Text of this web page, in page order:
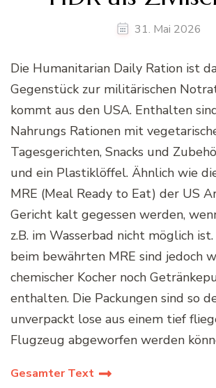
31. Mai 2026
Die Humanitarian Daily Ration ist
Gegenstück zur militärischen
kommt aus den USA. Enthalten
Nahrungs Rationen mit
Tagesgerichten, Snacks und
und ein Plastiklöffel. Ähnlich wie
MRE (Meal Ready to Eat) der US
Gericht kalt gegessen werden,
z.B. im Wasserbad nicht möglich
beim bewährten MRE sind jedoch
chemischer Kocher noch
enthalten. Die Packungen sind so
unverpackt lose aus einem tief
Flugzeug abgeworfen werden
Gesamter Text